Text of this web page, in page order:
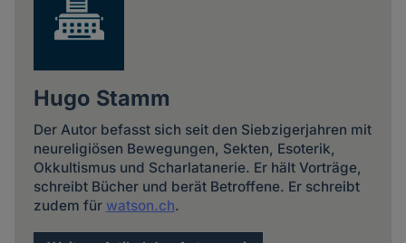
Hugo Stamm
Der Autor befasst sich seit den Siebzigerjahren mit
neureligiösen Bewegungen, Sekten, Esoterik,
Okkultismus und Scharlatanerie. Er hält Vorträge,
schreibt Bücher und berät Betroffene. Er schreibt
zudem für watson.ch.